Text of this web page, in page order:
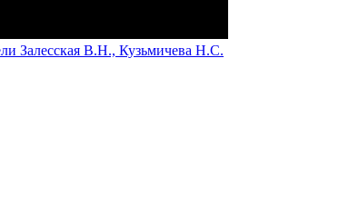
Залесская В.Н., Кузьмичева Н.С.